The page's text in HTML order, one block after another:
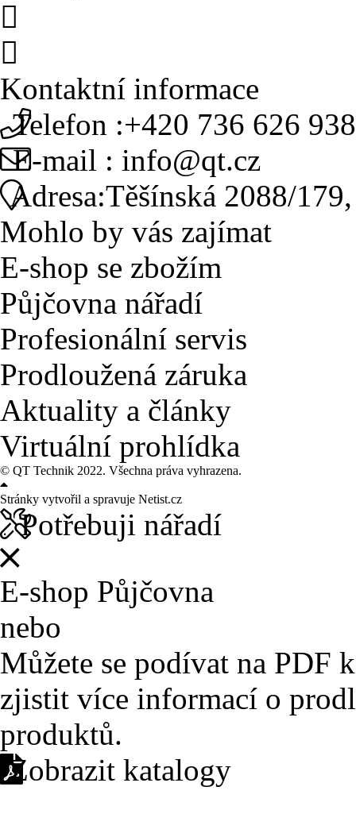
Kontaktní informace
Telefon :+420 736 626 938
E-mail : info@qt.cz
Adresa:Těšínská 2088/
Mohlo by vás zajímat
E-shop se zbožím
Půjčovna nářadí
Profesionální servis
Prodloužená záruka
Aktuality a články
Virtuální prohlídka
© QT Technik 2022. Všechna práva vyhrazena.
Stránky vytvořil a spravuje Netist.cz
Potřebuji nářadí
E-shop Půjčovna
nebo
Můžete se podívat na PDF
zjistit více informací o
produktů.
Zobrazit katalogy